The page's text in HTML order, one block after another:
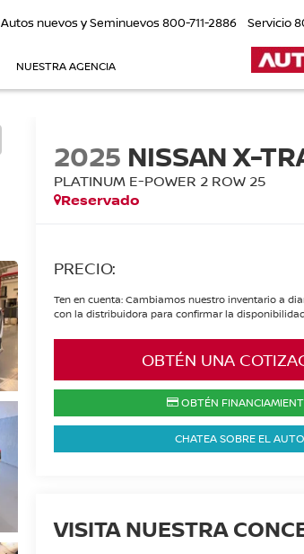
Autos nuevos y Seminuevos800-711-2886 Servicio
NUESTRA AGENCIA
2025 NISSAN X-
PLATINUM E-POWER 2 ROW 25
Reservado
PRECIO:
Ten en cuenta: Cambiamos nuestro inventario a
con la distribuidora para confirmar la
OBTÉN UNA
OBTÉN
CHATEA SOBRE EL AUTO
VISITA NUESTRA